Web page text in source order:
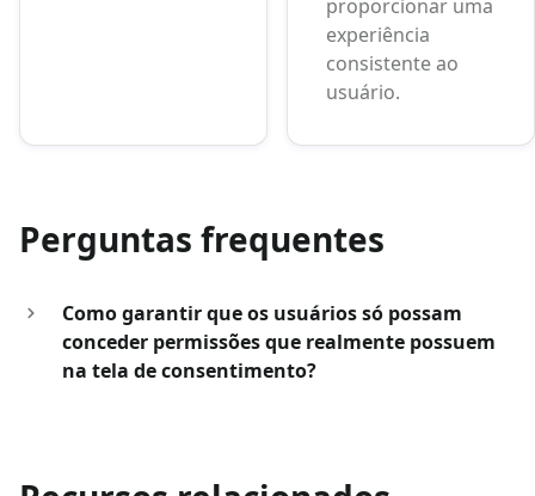
proporcionar uma
experiência
consistente ao
usuário.
Perguntas frequentes
Como garantir que os usuários só possam
conceder permissões que realmente possuem
na tela de consentimento?